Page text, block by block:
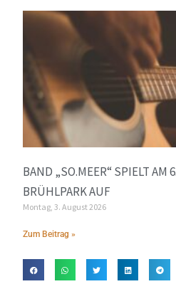
BAND „SO.MEER“ SPIELT AM
BRÜHLPARK AUF
Montag, 3. August 2026
Zum Beitrag »